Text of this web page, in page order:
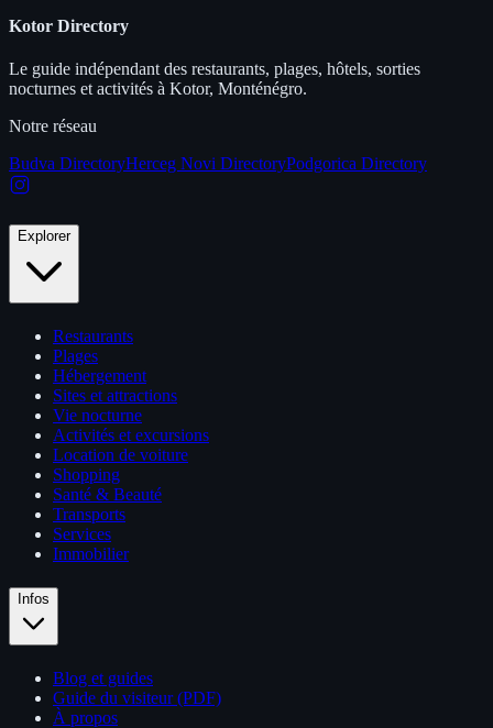
Kotor Directory
Le guide indépendant des restaurants, plages, hôtels, sorties
nocturnes et activités à Kotor, Monténégro.
Notre réseau
Budva DirectoryHerceg Novi DirectoryPodgorica Directory
Explorer
Restaurants
Plages
Hébergement
Sites et attractions
Vie nocturne
Activités et excursions
Location de voiture
Shopping
Santé & Beauté
Transports
Services
Immobilier
Infos
Blog et guides
Guide du visiteur (PDF)
À propos